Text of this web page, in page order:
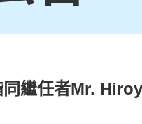
繼任者Mr.